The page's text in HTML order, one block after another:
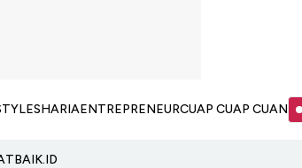
SHARIAENTREPRENEURCUAP CUAP CUAN